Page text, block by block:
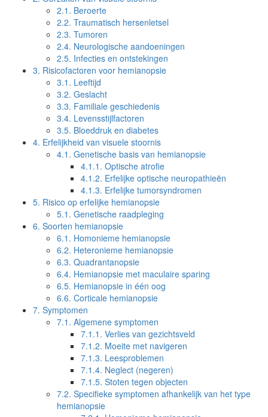
2.1. Beroerte
2.2. Traumatisch hersenletsel
2.3. Tumoren
2.4. Neurologische aandoeningen
2.5. Infecties en ontstekingen
3. Risicofactoren voor hemianopsie
3.1. Leeftijd
3.2. Geslacht
3.3. Familiale geschiedenis
3.4. Levensstijlfactoren
3.5. Bloeddruk en diabetes
4. Erfelijkheid van visuele stoornis
4.1. Genetische basis van hemianopsie
4.1.1. Optische atrofie
4.1.2. Erfelijke optische neuropathieën
4.1.3. Erfelijke tumorsyndromen
5. Risico op erfelijke hemianopsie
5.1. Genetische raadpleging
6. Soorten hemianopsie
6.1. Homonieme hemianopsie
6.2. Heteronieme hemianopsie
6.3. Quadrantanopsie
6.4. Hemianopsie met maculaire sparing
6.5. Hemianopsie in één oog
6.6. Corticale hemianopsie
7. Symptomen
7.1. Algemene symptomen
7.1.1. Verlies van gezichtsveld
7.1.2. Moeite met navigeren
7.1.3. Leesproblemen
7.1.4. Neglect (negeren)
7.1.5. Stoten tegen objecten
7.2. Specifieke symptomen afhankelijk van het type
hemianopsie